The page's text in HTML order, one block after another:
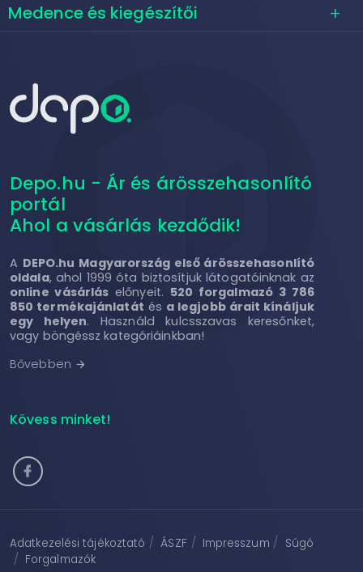
Medence és kiegészítői
Depo.hu - Ár és árösszehasonlító
portál
Ahol a vásárlás kezdődik!
A DEPO.hu Magyarország első árösszehasonlító
oldala, ahol 1999 óta biztosítjuk látogatóinknak az
online vásárlás előnyeit. 520 forgalmazó 3 786
850 termékajánlatát és a legjobb árait kínáljuk
egy helyen. Használd kulcsszavas keresőnket,
vagy böngéssz kategóriáinkban!
Bővebben arrow_forward
Kövess minket!
Adatkezelési tájékoztató ÁSZF Impresszum
Súgó
Forgalmazók